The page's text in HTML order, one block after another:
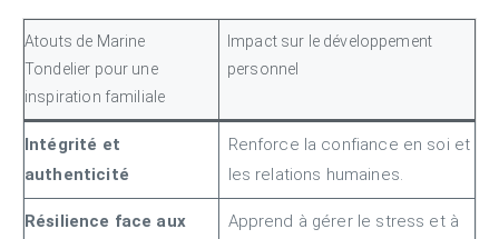
Atouts de Marine
Tondelier pour une
inspiration familiale
Impact sur le développement
personnel
Intégrité et
authenticité
Renforce la confiance en soi et
les relations humaines.
Résilience face aux
Apprend à gérer le stress et à